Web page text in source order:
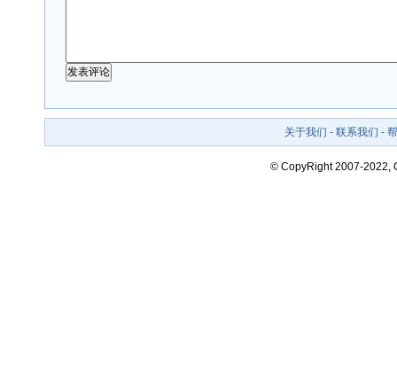
关于我们 - 联系我们 -
© CopyRight 2007-2022,